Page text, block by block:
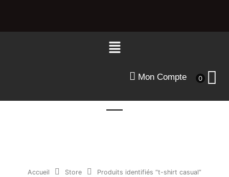
Menu
Mon Compte 0
Accueil Store Produits identifiés “t-shirt casual”